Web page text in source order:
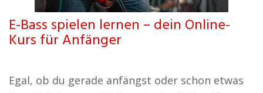
E-Bass spielen lernen – dein Online-
Kurs für Anfänger
Egal, ob du gerade anfängst oder schon etwas